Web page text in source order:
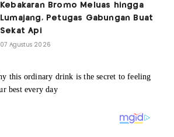
Kebakaran Bromo Meluas hingga
Lumajang, Petugas Gabungan Buat
Sekat Api
07 Agustus 2026